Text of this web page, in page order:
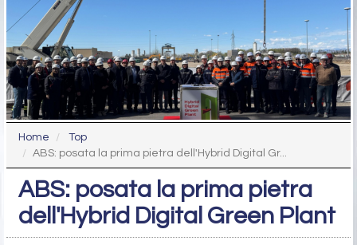
Home
Top
ABS: posata la prima pietra dell'Hybrid Digital Gr...
ABS: posata la prima pietra
dell'Hybrid Digital Green Plant